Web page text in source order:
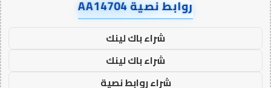
روابط نصية AA14704
شراء باك لينك
شراء باك لينك
شراء روابط نصية